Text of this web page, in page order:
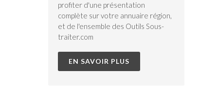
profiter d'une présentation
complète sur votre annuaire région,
et de l'ensemble des Outils Sous-
traiter.com
EN SAVOIR PLUS